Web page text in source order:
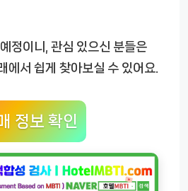
정이니, 관심 있으신 분들은
에서 쉽게 찾아보실 수 있어요.
정보 확인